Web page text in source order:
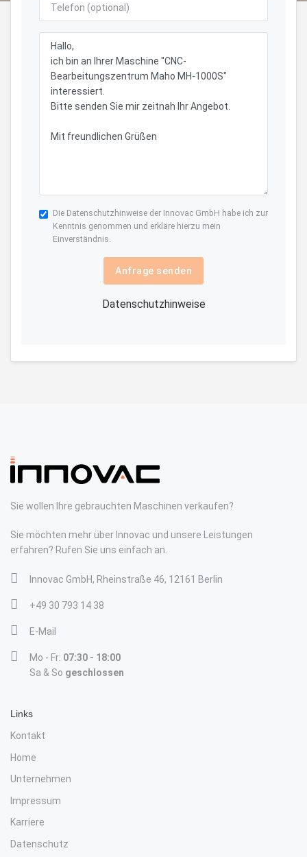
Die Datenschutzhinweise der Innovac GmbH habe ich zur
Kenntnis genommen und erkläre hierzu mein
Einverständnis.
Anfrage senden
Datenschutzhinweise
Sie wollen Ihre gebrauchten Maschinen verkaufen?
Sie möchten mehr über Innovac und unsere Leistungen
erfahren? Rufen Sie uns einfach an.
Innovac GmbH, Rheinstraße 46, 12161 Berlin
+49 30 793 14 38
E-Mail
Mo - Fr: 07:30 - 18:00
Sa & So geschlossen
Links
Kontakt
Home
Unternehmen
Impressum
Karriere
Datenschutz